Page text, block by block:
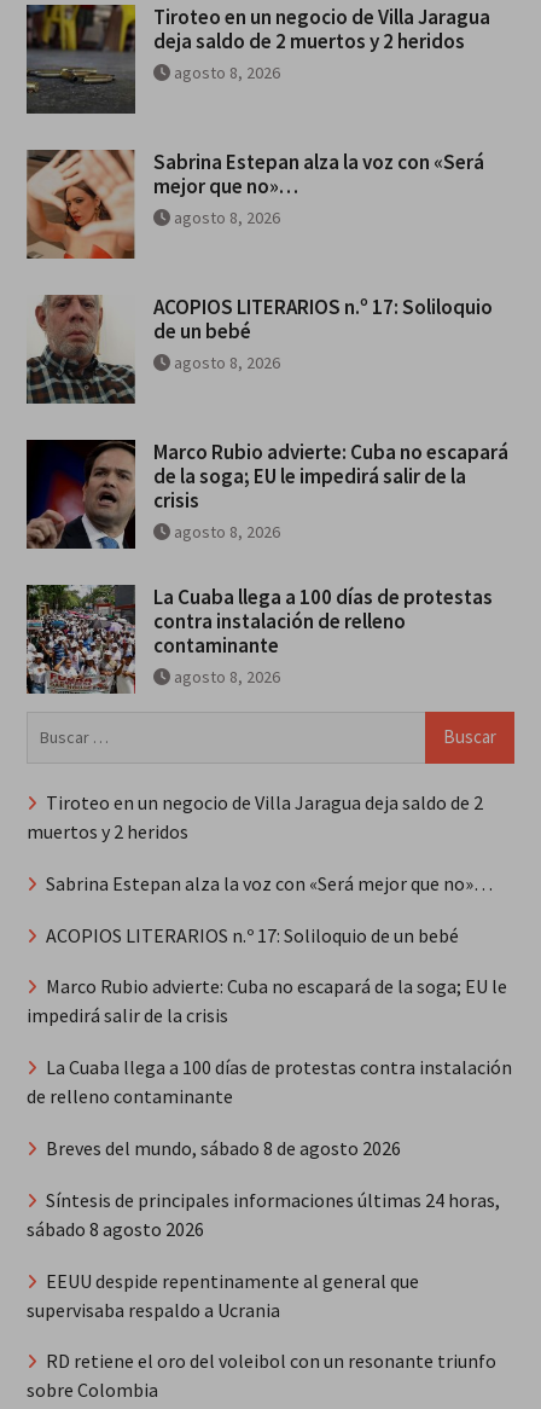
Tiroteo en un negocio de Villa Jaragua
deja saldo de 2 muertos y 2 heridos
agosto 8, 2026
Sabrina Estepan alza la voz con «Será
mejor que no»…
agosto 8, 2026
ACOPIOS LITERARIOS n.º 17: Soliloquio
de un bebé
agosto 8, 2026
Marco Rubio advierte: Cuba no escapará
de la soga; EU le impedirá salir de la
crisis
agosto 8, 2026
La Cuaba llega a 100 días de protestas
contra instalación de relleno
contaminante
agosto 8, 2026
Tiroteo en un negocio de Villa Jaragua deja saldo de 2
muertos y 2 heridos
Sabrina Estepan alza la voz con «Será mejor que no»…
ACOPIOS LITERARIOS n.º 17: Soliloquio de un bebé
Marco Rubio advierte: Cuba no escapará de la soga; EU le
impedirá salir de la crisis
La Cuaba llega a 100 días de protestas contra instalación
de relleno contaminante
Breves del mundo, sábado 8 de agosto 2026
Síntesis de principales informaciones últimas 24 horas,
sábado 8 agosto 2026
EEUU despide repentinamente al general que
supervisaba respaldo a Ucrania
RD retiene el oro del voleibol con un resonante triunfo
sobre Colombia